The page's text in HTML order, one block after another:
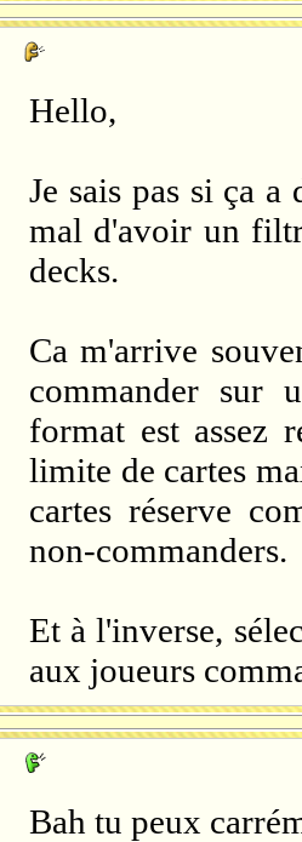
Hello,
Je sais pas si ça a
mal d'avoir un
decks.
Ca m'arrive
commander sur
format est assez
limite de cartes
cartes réserve
non-commanders.
Et à l'inverse,
aux joueurs
Bah tu peux